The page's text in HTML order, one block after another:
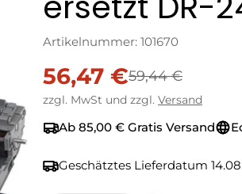
Artikelnummer: 101670
Verkaufspreis
56,47 €
Regulärer
Preis
59,44 €
zzgl. MwSt und zzgl. Versand
Ab 85,00 € Gratis Versand
Geschätztes Lieferdatum